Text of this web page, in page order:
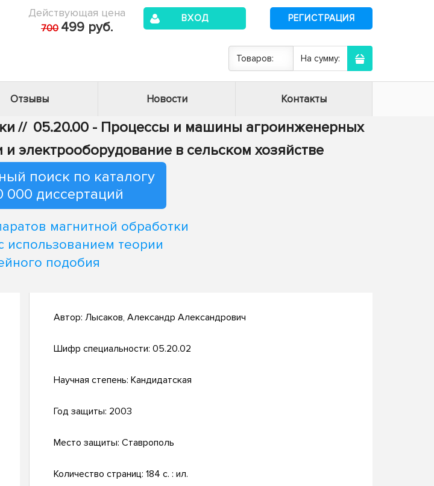
Действующая цена
700 499 руб.
ВХОД РЕГИСТРАЦИЯ
Товаров: На сумму:
Отзывы Новости Контакты
// 05.20.00 - Процессы и машины агроинженерных
электрооборудование в сельском хозяйстве
поиск по каталогу
000 диссертаций
магнитной обработки
использованием теории
подобия
Автор: Лысаков, Александр Александрович
Шифр специальности: 05.20.02
Научная степень: Кандидатская
Год защиты: 2003
Место защиты: Ставрополь
Количество страниц: 184 с. : ил.